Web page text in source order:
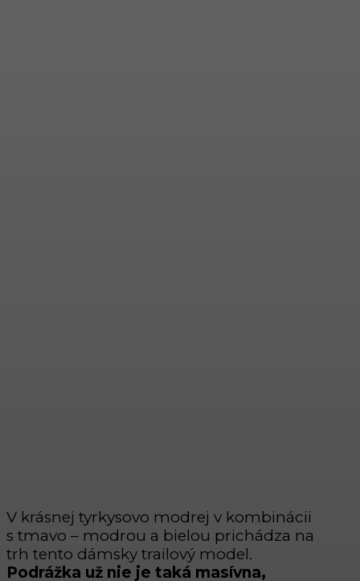
V krásnej tyrkysovo modrej v kombinácii
s tmavo – modrou a bielou prichádza na
trh tento dámsky trailový model.
Podrážka už nie je taká masívna,